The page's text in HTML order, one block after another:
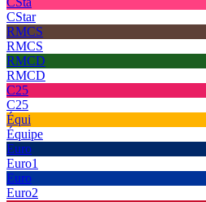
CStar
RMCS
RMCS
RMCD
RMCD
C25
C25
Équi
Équipe
Euro
Euro1
Euro
Euro2